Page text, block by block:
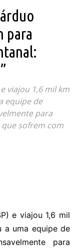
para
viajou 1,6 mil km
equipe de
para
sofrem com
e viajou 1,6 mil
a uma equipe de
para